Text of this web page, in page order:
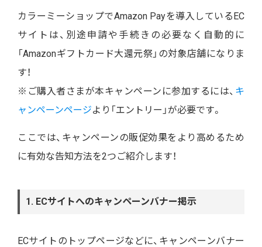
カラーミーショップでAmazon Payを導入しているEC
サイトは、別途申請や手続きの必要なく自動的に
「Amazonギフトカード大還元祭」の対象店舗になりま
す！
※ご購入者さまが本キャンペーンに参加するには、 キ
ャンペーンページより「エントリー」が必要です。
ここでは、キャンペーンの販促効果をより高めるため
に有効な告知方法を2つご紹介します！
1. ECサイトへのキャンペーンバナー掲示
ECサイトのトップページなどに、キャンペーンバナー